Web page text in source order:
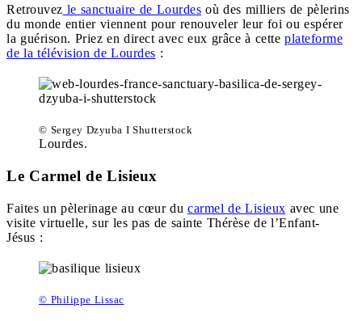
Retrouvez le sanctuaire de Lourdes où des milliers de pèlerins
du monde entier viennent pour renouveler leur foi ou espérer
la guérison. Priez en direct avec eux grâce à cette plateforme
de la télévision de Lourdes :
© Sergey Dzyuba I Shutterstock
Lourdes.
Le Carmel de Lisieux
Faites un pèlerinage au cœur du carmel de Lisieux avec une
visite virtuelle, sur les pas de sainte Thérèse de l’Enfant-
Jésus :
© Philippe Lissac